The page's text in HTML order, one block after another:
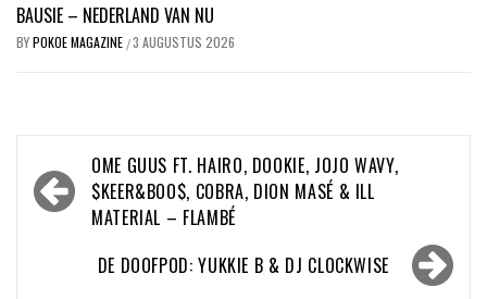
BAUSIE – NEDERLAND VAN NU
BYPOKOE MAGAZINE /3 AUGUSTUS 2026
Bericht
navigatie
OME GUUS FT. HAIRO, DOOKIE, JOJO WAVY,
$KEER&BOO$, COBRA, DION MASÉ & ILL
MATERIAL – FLAMBÉ
DE DOOFPOD: YUKKIE B & DJ CLOCKWISE